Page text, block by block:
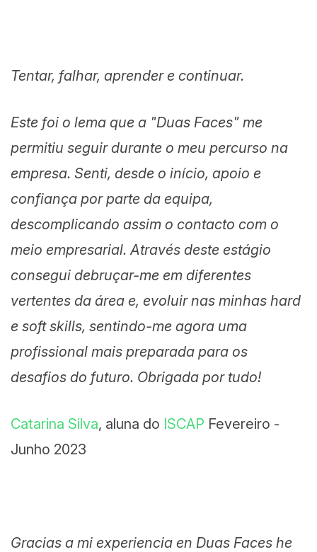
Tentar, falhar, aprender e continuar.
Este foi o lema que a "Duas Faces" me
permitiu seguir durante o meu percurso na
empresa. Senti, desde o início, apoio e
confiança por parte da equipa,
descomplicando assim o contacto com o
meio empresarial. Através deste estágio
consegui debruçar-me em diferentes
vertentes da área e, evoluir nas minhas hard
e soft skills, sentindo-me agora uma
profissional mais preparada para os
desafios do futuro. Obrigada por tudo!
Catarina Silva, aluna do ISCAP Fevereiro -
Junho 2023
Gracias a mi experiencia en Duas Faces he